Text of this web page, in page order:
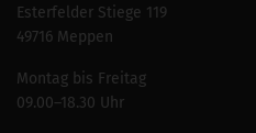
Esterfelder Stiege 119
49716 Meppen
Montag bis Freitag
09.00–18.30 Uhr